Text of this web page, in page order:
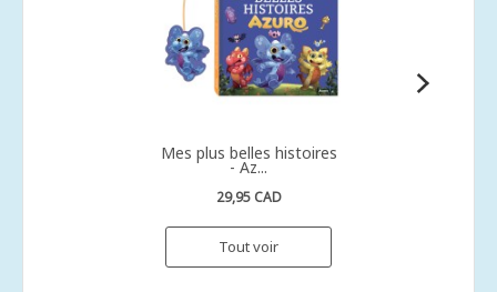
Mes plus belles histoires
- Az...
29,95 CAD
Tout voir